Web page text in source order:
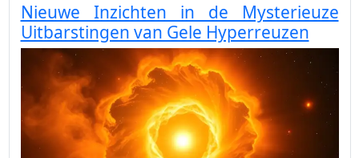
Nieuwe Inzichten in de Mysterieuze
Uitbarstingen van Gele Hyperreuzen